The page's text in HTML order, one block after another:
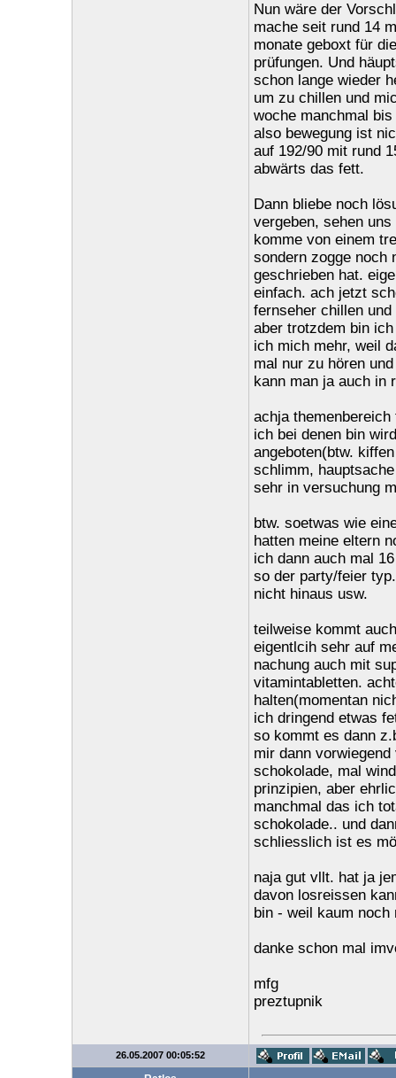
Nun wäre der
mache seit rund 14
monate geboxt für
prüfungen. Und
schon lange wieder
um zu chillen und
woche manchmal
also bewegung ist
auf 192/90 mit rund
abwärts das fett.
Dann bliebe noch
vergeben, sehen
komme von einem
sondern zogge noch
geschrieben hat.
einfach. ach jetzt
fernseher chillen
aber trotzdem bin
ich mich mehr, weil
mal nur zu hören
kann man ja auch in
achja
ich bei denen bin
angeboten(btw.
schlimm,
sehr in versuchung
btw. soetwas wie
hatten meine eltern
ich dann auch mal
so der party/feier
nicht hinaus usw.
teilweise kommt
eigentlcih sehr auf
nachung auch mit
vitamintabletten.
halten(momentan
ich dringend etwas
so kommt es dann
mir dann
schokolade, mal
prinzipien, aber
manchmal das ich
schokolade.. und
schliesslich ist es
naja gut vllt. hat ja
davon losreissen
bin - weil kaum
danke schon mal
mfg
preztupnik
26.05.2007 00:05:52